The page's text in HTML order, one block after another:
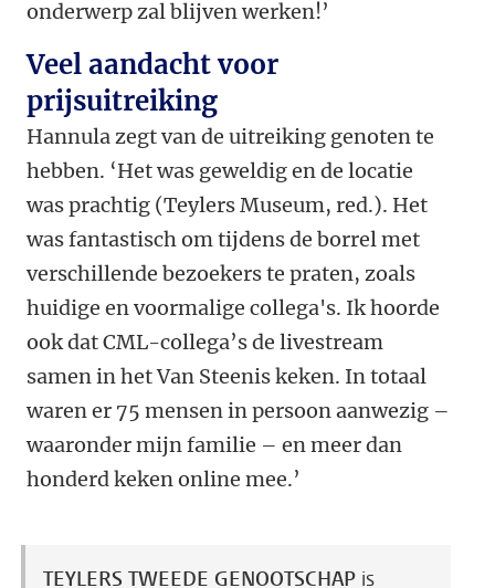
onderwerp zal blijven werken!’
Veel aandacht voor
prijsuitreiking
Hannula zegt van de uitreiking genoten te
hebben. ‘Het was geweldig en de locatie
was prachtig (Teylers Museum, red.). Het
was fantastisch om tijdens de borrel met
verschillende bezoekers te praten, zoals
huidige en voormalige collega's. Ik hoorde
ook dat CML-collega’s de livestream
samen in het Van Steenis keken. In totaal
waren er 75 mensen in persoon aanwezig –
waaronder mijn familie – en meer dan
honderd keken online mee.’
TEYLERS TWEEDE GENOOTSCHAP is